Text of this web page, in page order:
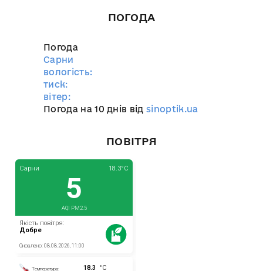
ПОГОДА
Погода
Сарни
вологість:
тиск:
вітер:
Погода на 10 днів відsinoptik.ua
ПОВІТРЯ